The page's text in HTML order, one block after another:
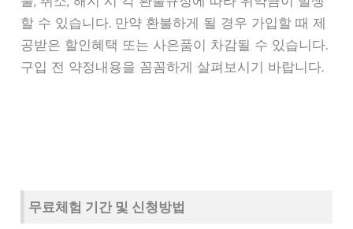
할 수 있습니다. 만약 환불하게 될 경우 가입할 때 제
공받은 할인혜택 또는 사은품이 차감될 수 있습니다.
구입 전 약정내용을 꼼꼼하게 살펴보시기 바랍니다.
무료체험 기간 및 신청방법